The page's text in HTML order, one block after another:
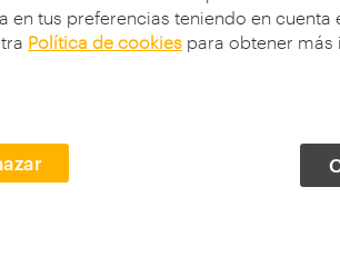
en tus preferencias teniendo en
Política de cookies para obtener más